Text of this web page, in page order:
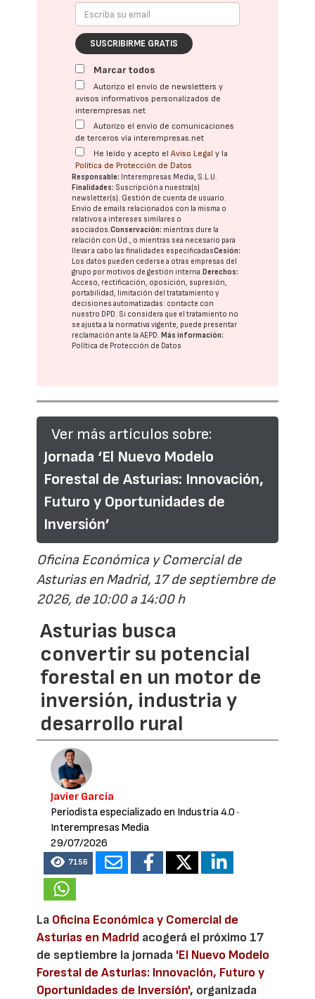
SUSCRIBIRME GRATIS
Marcar todos
Autorizo el envío de newsletters y
avisos informativos personalizados de
interempresas.net
Autorizo el envío de comunicaciones
de terceros vía interempresas.net
He leído y acepto elAviso Legal y la
Política de Protección de Datos
Responsable: Interempresas Media, S.L.U.
Finalidades: Suscripción a nuestra(s)
newsletter(s). Gestión de cuenta de usuario.
Envío de emails relacionados con la misma o
relativos a intereses similares o
asociados.Conservación: mientras dure la
relación con Ud., o mientras sea necesario para
llevar a cabo las finalidades especificadasCesión:
Los datos pueden cederse a otras empresas del
grupo por motivos de gestión interna. Derechos:
Acceso, rectificación, oposición, supresión,
portabilidad, limitación del tratatamiento y
decisiones automatizadas: contacte con
nuestro DPD. Si considera que el tratamiento no
se ajusta a la normativa vigente, puede presentar
reclamación ante laAEPD. Más información:
Política de Protección de Datos
Ver más artículos sobre:
Jornada ‘El Nuevo Modelo
Forestal de Asturias: Innovación,
Futuro y Oportunidades de
Inversión’
Oficina Económica y Comercial de
Asturias en Madrid, 17 de septiembre de
2026, de 10:00 a 14:00 h
Asturias busca
convertir su potencial
forestal en un motor de
inversión, industria y
desarrollo rural
Javier García
Periodista especializado en Industria 4.0 ·
Interempresas Media
29/07/2026
7156
La Oficina Económica y Comercial de
Asturias en Madrid acogerá el próximo 17
de septiembre la jornada 'El Nuevo Modelo
Forestal de Asturias: Innovación, Futuro y
Oportunidades de Inversión', organizada